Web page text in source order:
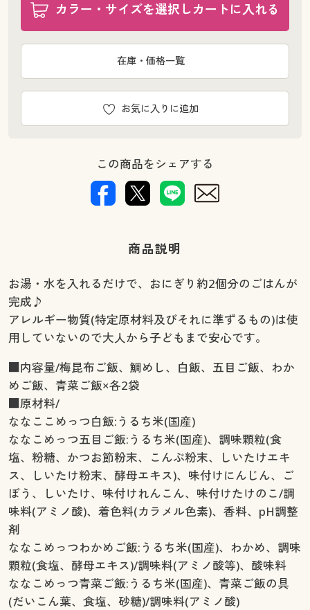
カラー・サイズを選択しカートに入れる
お気に入りに追加
在庫・価格一覧
この商品をシェアする
商品説明
お湯・水を入れるだけで、おにぎり約2個分のごはんが
完成♪
アレルギー物質(特定原材料及びそれに準ずるもの)は使
用していないので大人から子どもまで安心です。
■内容量/梅昆布ご飯、鯛めし、白飯、五目ご飯、わか
めご飯、青菜ご飯×各2袋
■原材料/
ななここめっつ白飯:うるち米(国産)
ななこめっつ五目ご飯:うるち米(国産)、調味顆粒(食
塩、粉糖、かつお節粉末、こんぶ粉末、しいたけエキ
ス、しいたけ粉末、酵母エキス)、味付けにんじん、ご
ぼう、しいたけ、味付けれんこん、味付けたけのこ/調
味料(アミノ酸)、着色料(カラメル色素)、香料、pH調整
剤
ななこめっつわかめご飯:うるち米(国産)、わかめ、調味
顆粒(食塩、酵母エキス)/調味料(アミノ酸等)、酸味料
ななこめっつ青菜ご飯:うるち米(国産)、青菜ご飯の具
(だいこん葉、食塩、砂糖)/調味料(アミノ酸)